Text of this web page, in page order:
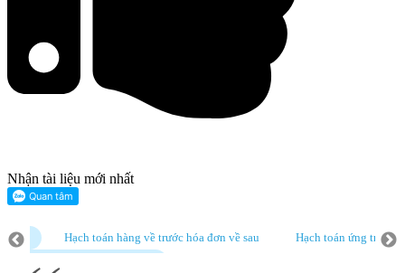
Nhận tài liệu mới nhất
mại Hạch toán hàng về trước hóa đơn về sau
Hạch toán ứng trước